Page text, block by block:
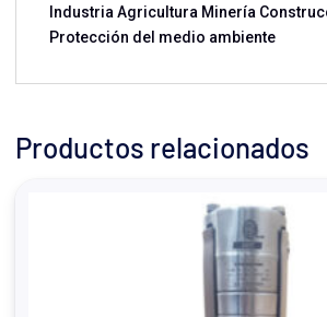
Industria Agricultura Minería
Protección del medio ambiente
Productos relacionados